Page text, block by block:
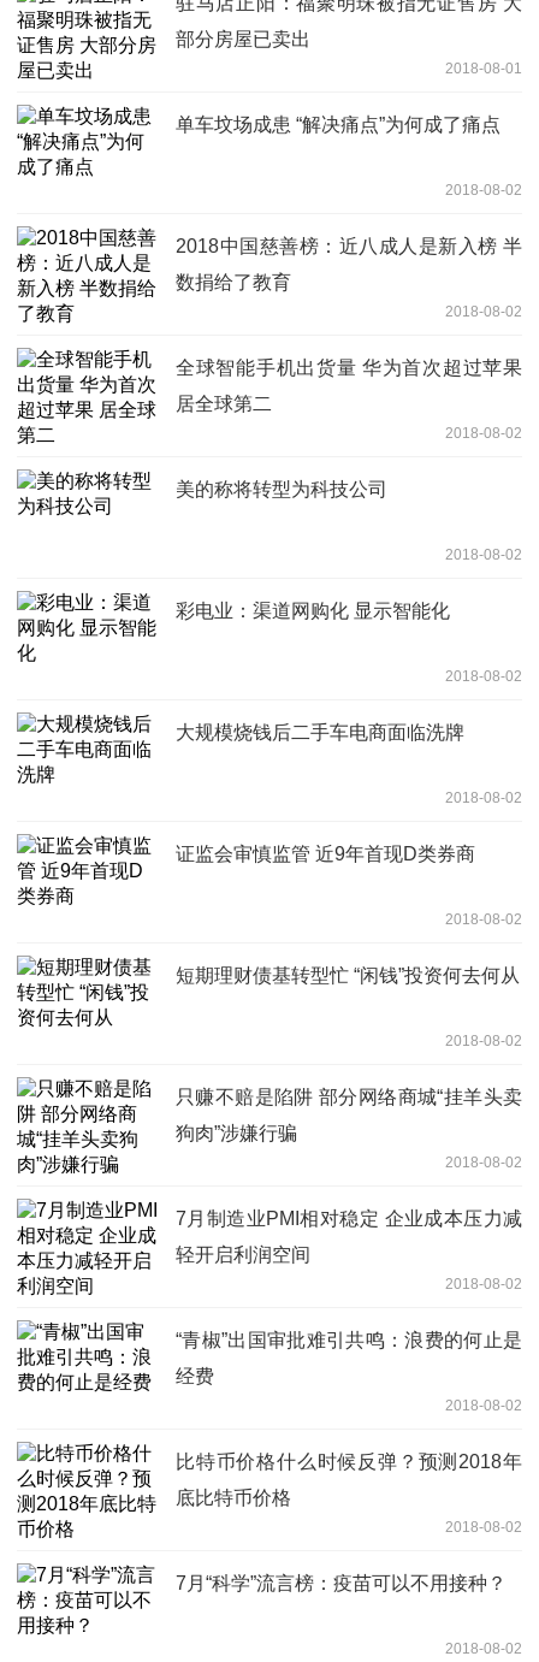
部分房屋已卖出
2018-08-01
单车坟场成患 “解决痛点”为何成了痛点
2018-08-02
2018中国慈善榜：近八成人是新入榜 半
数捐给了教育
2018-08-02
全球智能手机出货量 华为首次超过苹果
居全球第二
2018-08-02
美的称将转型为科技公司
2018-08-02
彩电业：渠道网购化 显示智能化
2018-08-02
大规模烧钱后二手车电商面临洗牌
2018-08-02
证监会审慎监管 近9年首现D类券商
2018-08-02
短期理财债基转型忙 “闲钱”投资何去何从
2018-08-02
只赚不赔是陷阱 部分网络商城“挂羊头卖
狗肉”涉嫌行骗
2018-08-02
7月制造业PMI相对稳定 企业成本压力减
轻开启利润空间
2018-08-02
“青椒”出国审批难引共鸣：浪费的何止是
经费
2018-08-02
比特币价格什么时候反弹？预测2018年
底比特币价格
2018-08-02
7月“科学”流言榜：疫苗可以不用接种？
2018-08-02